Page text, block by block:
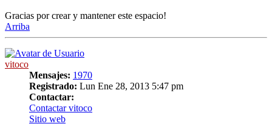
Gracias por crear y mantener este espacio!
Arriba
vitoco
Mensajes: 1970
Registrado: Lun Ene 28, 2013 5:47 pm
Contactar:
Contactar vitoco
Sitio web